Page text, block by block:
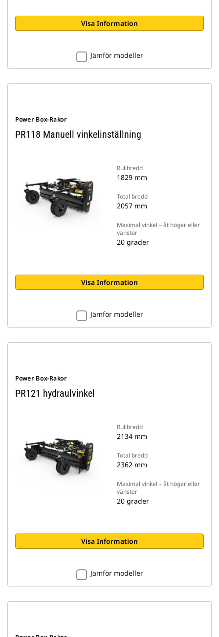
Visa Information
Jämför modeller
Power Box-Rakor
PR118 Manuell vinkelinställning
Rullbredd
1829 mm
Total bredd
2057 mm
Maximal vinkel – åt höger eller
vänster
20 grader
Visa Information
Jämför modeller
Power Box-Rakor
PR121 hydraulvinkel
Rullbredd
2134 mm
Total bredd
2362 mm
Maximal vinkel – åt höger eller
vänster
20 grader
Visa Information
Jämför modeller